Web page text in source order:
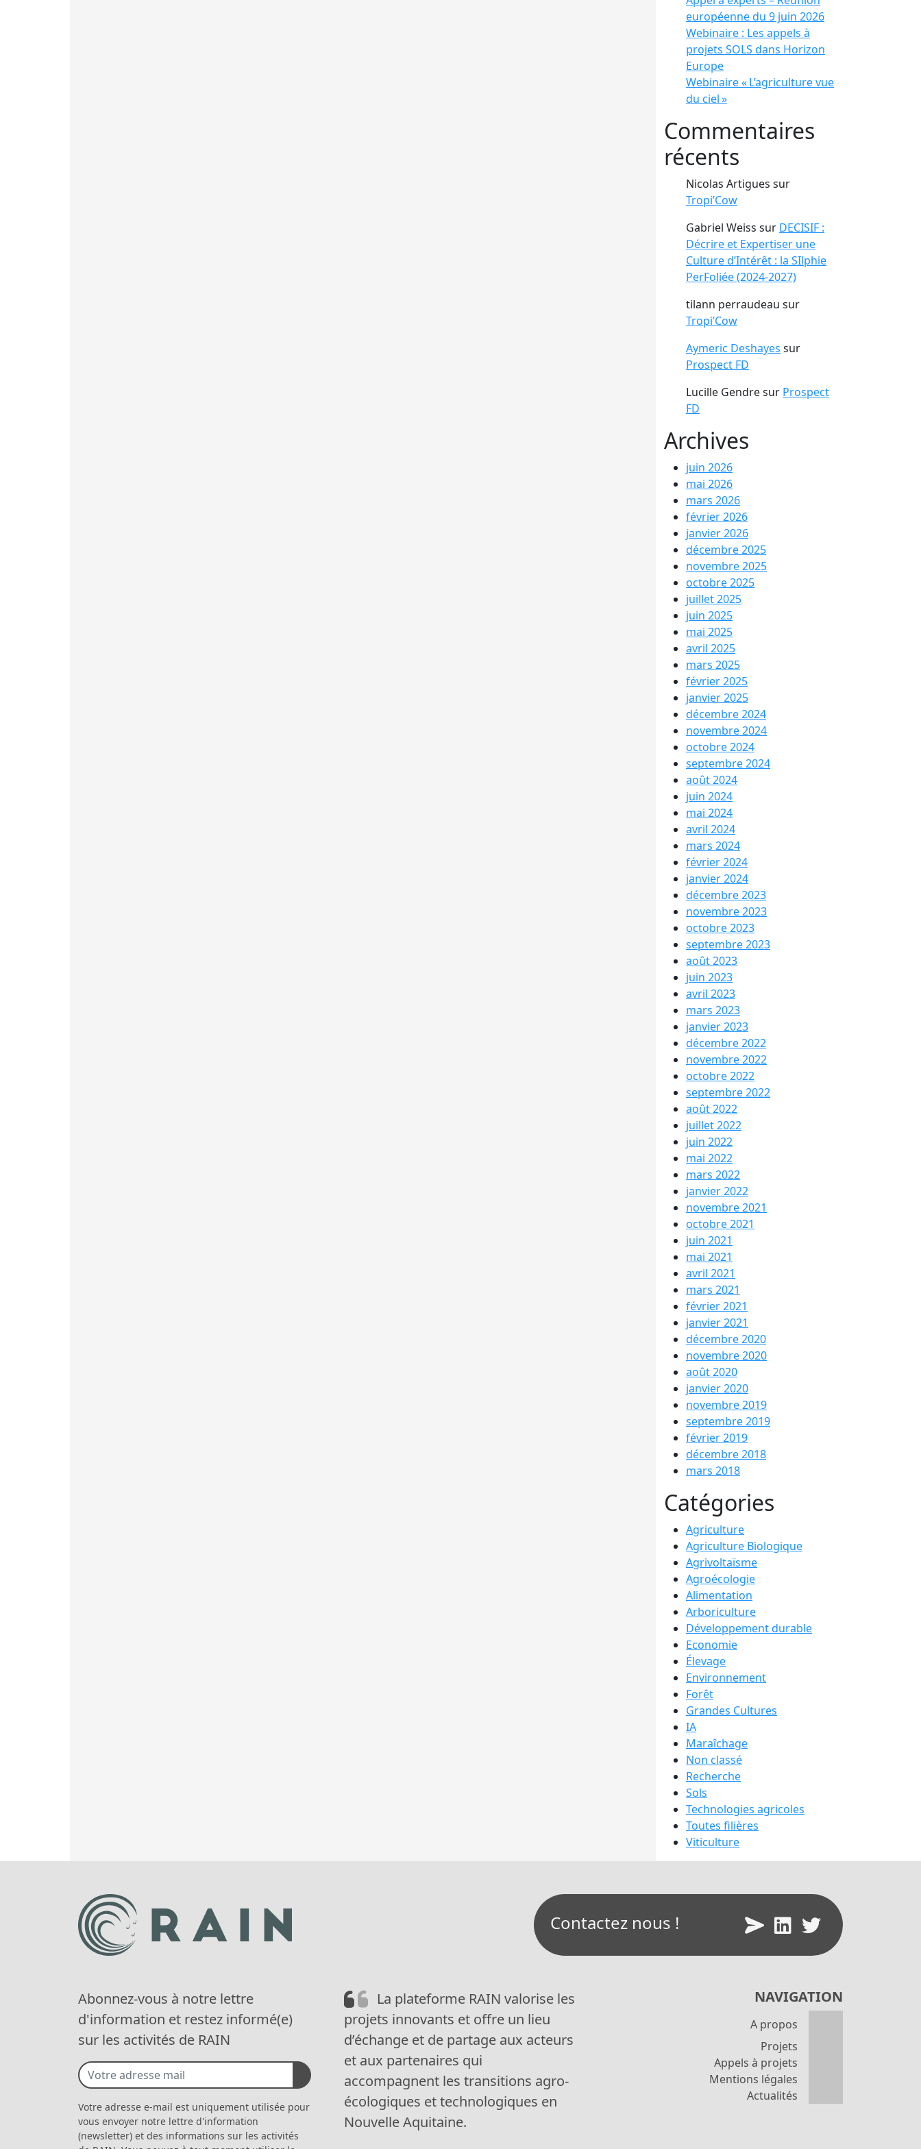
européenne du 9 juin 2026
Webinaire : Les appels à
projets SOLS dans Horizon
Europe
Webinaire « L’agriculture vue
du ciel »
Commentaires
récents
Nicolas Artigues sur
Tropi’Cow
Gabriel Weiss sur DECISIF :
Décrire et Expertiser une
Culture d’Intérêt : la SIlphie
PerFoliée (2024-2027)
tilann perraudeau sur
Tropi’Cow
Aymeric Deshayes sur
Prospect FD
Lucille Gendresur Prospect
FD
Archives
juin 2026
mai 2026
mars 2026
février 2026
janvier 2026
décembre 2025
novembre 2025
octobre 2025
juillet 2025
juin 2025
mai 2025
avril 2025
mars 2025
février 2025
janvier 2025
décembre 2024
novembre 2024
octobre 2024
septembre 2024
août 2024
juin 2024
mai 2024
avril 2024
mars 2024
février 2024
janvier 2024
décembre 2023
novembre 2023
octobre 2023
septembre 2023
août 2023
juin 2023
avril 2023
mars 2023
janvier 2023
décembre 2022
novembre 2022
octobre 2022
septembre 2022
août 2022
juillet 2022
juin 2022
mai 2022
mars 2022
janvier 2022
novembre 2021
octobre 2021
juin 2021
mai 2021
avril 2021
mars 2021
février 2021
janvier 2021
décembre 2020
novembre 2020
août 2020
janvier 2020
novembre 2019
septembre 2019
février 2019
décembre 2018
mars 2018
Catégories
Agriculture
Agriculture Biologique
Agrivoltaïsme
Agroécologie
Alimentation
Arboriculture
Développement durable
Economie
Élevage
Environnement
Forêt
Grandes Cultures
IA
Maraîchage
Non classé
Recherche
Sols
Technologies agricoles
Toutes filières
Viticulture
Contactez nous !
Abonnez-vous à notre lettre
d'information et restez informé(e)
sur les activités de RAIN
Votre adresse e-mail est uniquement utilisée pour
vous envoyer notre lettre d'information
(newsletter) et des informations sur les activités
La plateforme RAIN valorise les
projets innovants et offre un lieu
d’échange et de partage aux acteurs
et aux partenaires qui
accompagnent les transitions agro-
écologiques et technologiques en
Nouvelle Aquitaine.
NAVIGATION
A propos
Projets
Appels à projets
Mentions légales
Actualités